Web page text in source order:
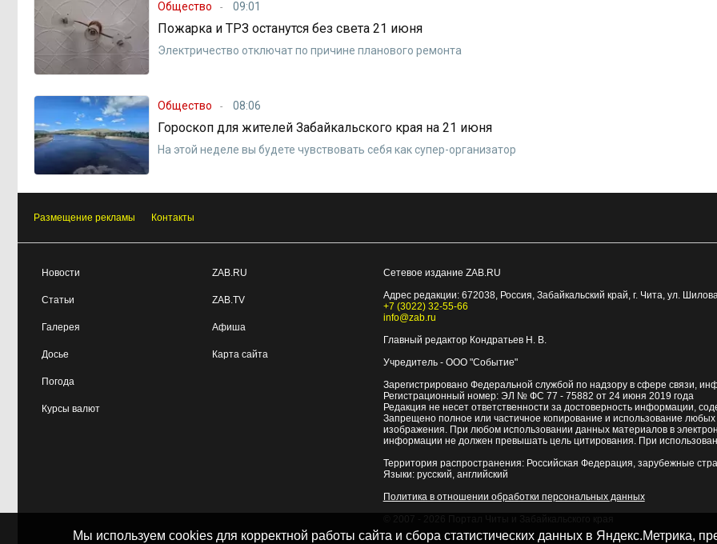
Общество 09:01
Пожарка и ТРЗ останутся без света 21 июня
Электричество отключат по причине планового ремонта
Общество 08:06
Гороскоп для жителей Забайкальского края на 21 июня
На этой неделе вы будете чувствовать себя как супер-организатор
Размещение рекламы Контакты
Новости
Статьи
Галерея
Досье
Погода
Курсы валют
ZAB.RU
ZAB.TV
Афиша
Карта сайта
Сетевое издание ZAB.RU
Адрес редакции: 672038, Россия, Забайкальский край, г. Чита ул.
+7 (3022) 32-55-66
info@zab.ru
Главный редактор Кондратьев Н. В.
Учредитель - ООО "Событие"
Зарегистрировано Федеральной службой по надзору в сфере связи,
Регистрационный номер: ЭЛ № ФС 77 - 75882 от 24 июня 2019 года
Редакция не несет ответственности за достоверность информации,
Запрещено полное или частичное копирование и использование
изображения. При любом использовании данных материалов в
информации не должен превышать цель цитирования. При
Территория распространения: Российская Федерация, зарубежные
Языки: русский, английский
Политика в отношении обработки персональных данных
Мы используем cookies для корректной работы сайта и сбора статистических данных в Яндекс.Метрика,